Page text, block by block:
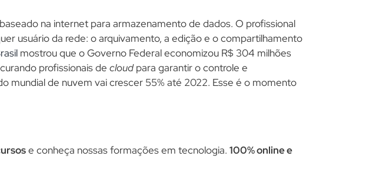
na internet para armazenamento de dados. O profissional
usuário da rede: o arquivamento, a edição e o compartilhamento
mostrou que o Governo Federal economizou R$ 304 milhões
profissionais de cloudpara garantir o controle e
mundial de nuvem vai crescer 55% até 2022. Esse é o momento
e conheça nossas formações em tecnologia. 100% online e